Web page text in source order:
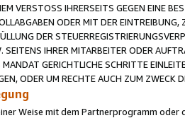
VERSTOSS IHRERSEITS GEGEN EINE
ODER MIT DER
DER
IHRER MITARBEITER ODER
GERICHTLICHE SCHRITTE
ODER UM RECHTE AUCH ZUM ZWECK
Weise mit dem Partnerprogramm